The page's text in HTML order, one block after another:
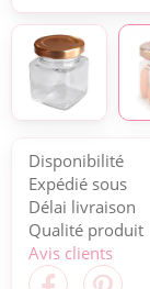
Disponibilité
Expédié sous
Délai livraison
Qualité produit
Avis clients